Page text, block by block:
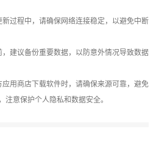
过程中，请确保网络连接稳定，以避免中断
建议备份重要数据，以防意外情况导致数据
用商店下载软件时，请确保来源可靠，避免
意保护个人隐私和数据安全。